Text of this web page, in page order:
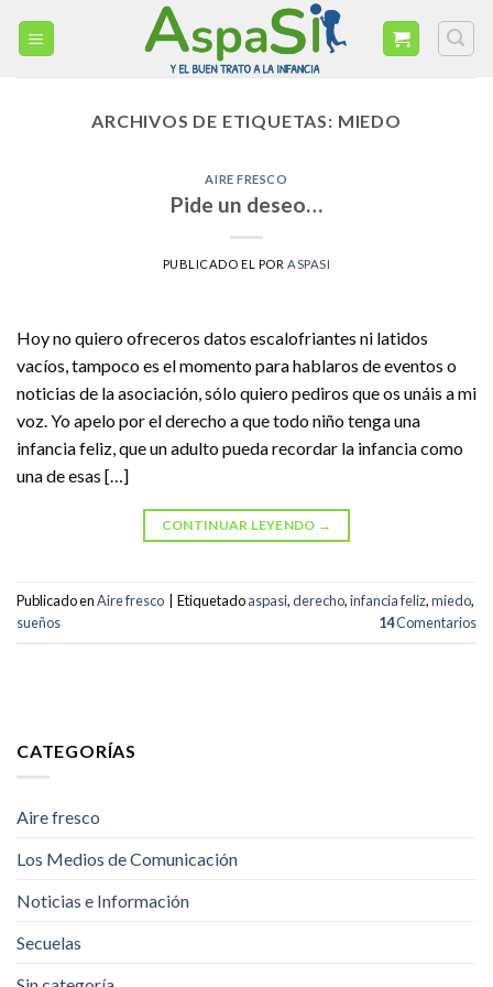
ARCHIVOS DE ETIQUETAS: MIEDO
AIRE FRESCO
Pide un deseo…
PUBLICADO EL POR ASPASI
Hoy no quiero ofreceros datos escalofriantes ni latidos
vacíos, tampoco es el momento para hablaros de eventos o
noticias de la asociación, sólo quiero pediros que os unáis a mi
voz. Yo apelo por el derecho a que todo niño tenga una
infancia feliz, que un adulto pueda recordar la infancia como
una de esas […]
CONTINUAR LEYENDO →
Publicado enAire fresco Etiquetadoaspasi,derecho,infancia feliz,miedo,
sueños
14Comentarios
CATEGORÍAS
Aire fresco
Los Medios de Comunicación
Noticias e Información
Secuelas